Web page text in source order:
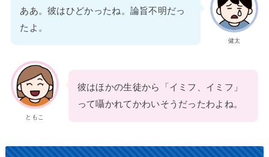
健太
ああ。彼はひどかったね。論旨不明だっ
たよ。
ともこ
彼はほかの生徒から「イミフ、イミフ」
って囁かれてかわいそうだったわよね。